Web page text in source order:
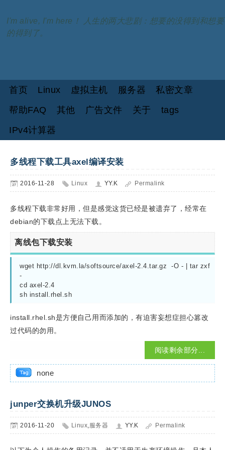
I'm alive, I'm here！ 人生的两大悲剧：想要的没得到和想要
的得到了。
首页 Linux 虚拟主机 服务器
私密文章
帮助FAQ
其他 广告文件 关于
tags
IPv4计算器
多线程下载工具axel编译安装
2016-11-28 Linux YY.K Permalink
多线程下载非常好用，但是感觉这货已经是被遗弃了，经常在
debian的下载点上无法下载。
离线包下载安装
wget http://dl.kvm.la/softsource/axel-2.4.tar.gz  -O - | tar zxf
-
cd axel-2.4
sh install.rhel.sh
install.rhel.sh是方便自己用而添加的，有迫害妄想症担心篡改
过代码的勿用。
阅读剩余部分...
none
junper交换机升级JUNOS
2016-11-20 Linux,服务器 YY.K Permalink